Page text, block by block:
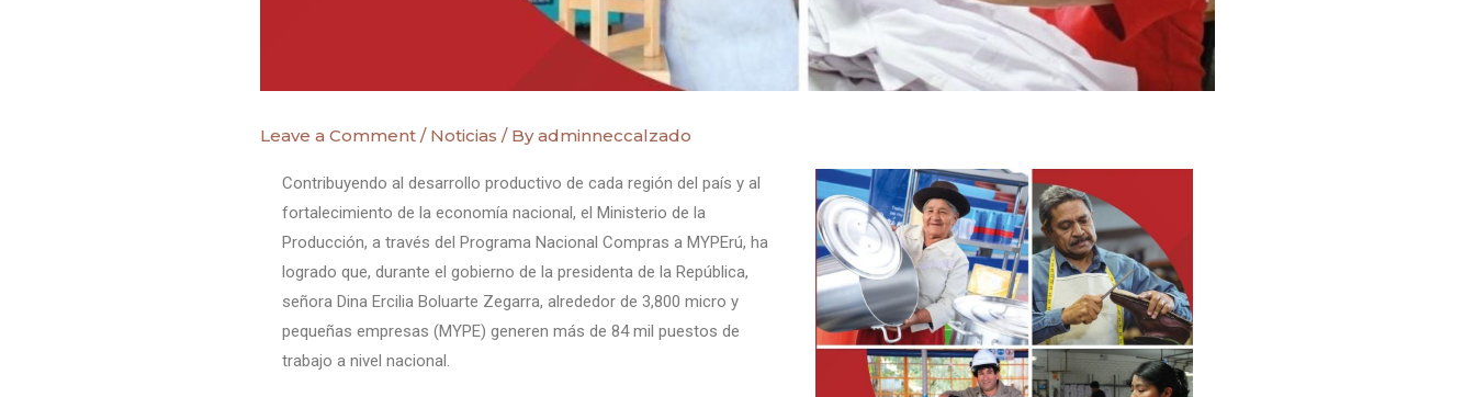
Leave a Comment / Noticias / Byadminneccalzado
Contribuyendo al desarrollo productivo de cada región del país y al
fortalecimiento de la economía nacional, el Ministerio de la
Producción, a través del Programa Nacional Compras a MYPErú, ha
logrado que, durante el gobierno de la presidenta de la República,
señora Dina Ercilia Boluarte Zegarra, alrededor de 3,800 micro y
pequeñas empresas (MYPE) generen más de 84 mil puestos de
trabajo a nivel nacional.